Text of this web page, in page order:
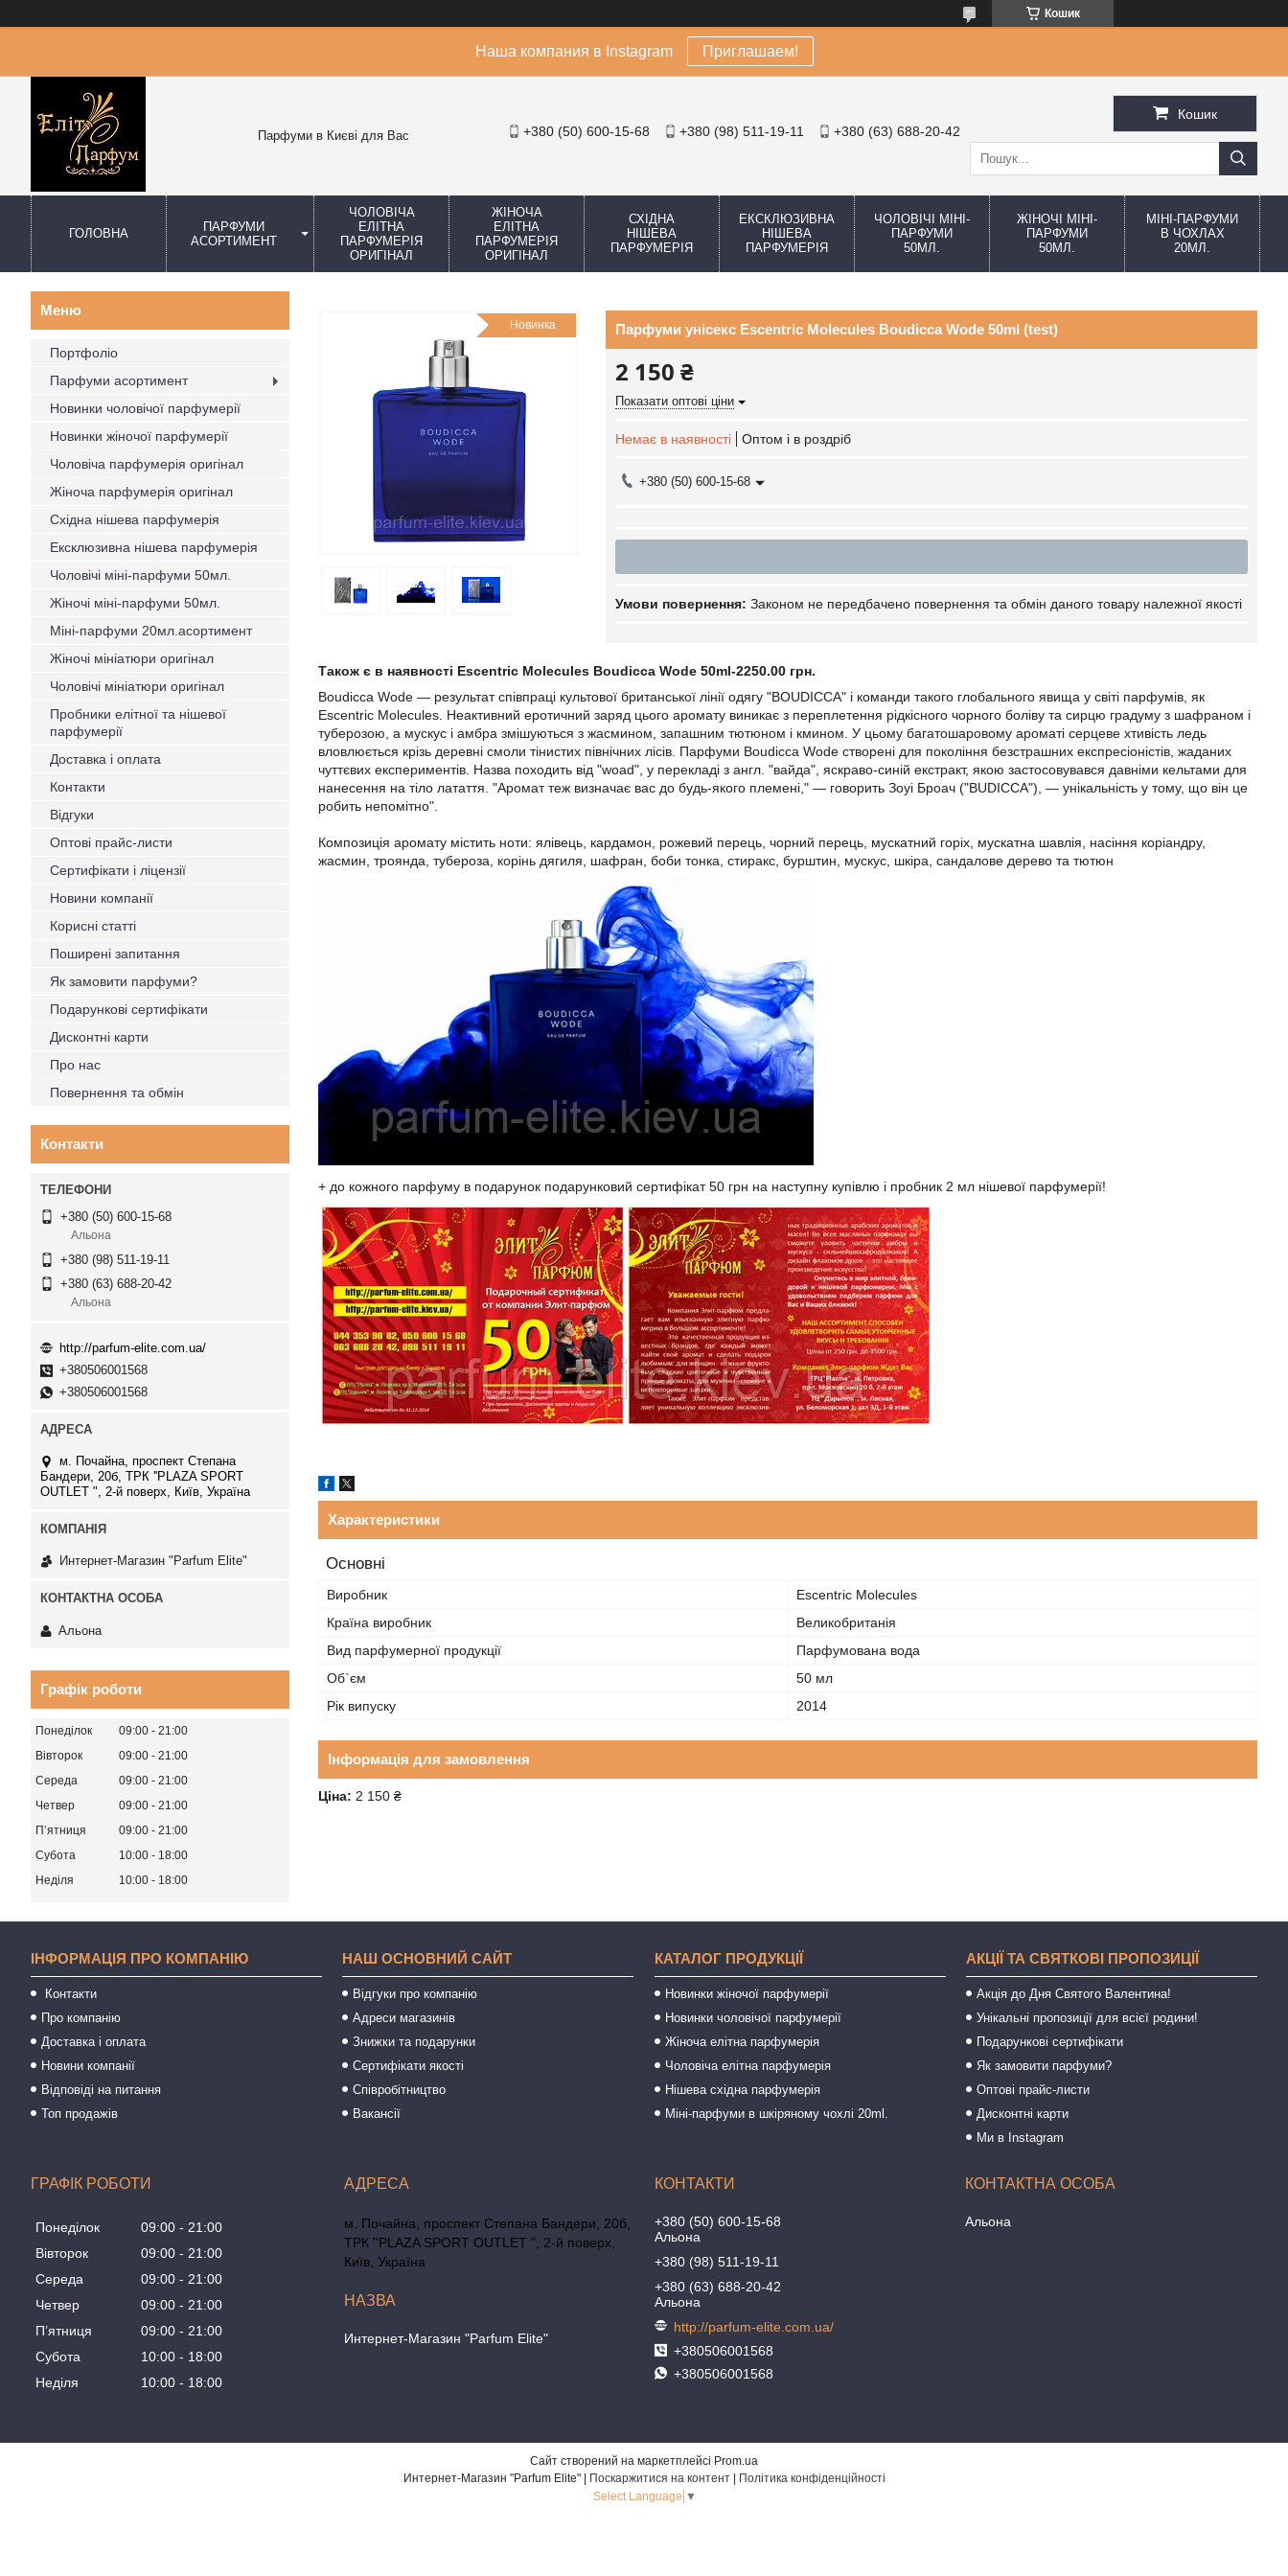
Кошик
Наша компания в Instagram Приглашаем!
Парфуми в Києві для Вас +380 (50) 600-15-68 +380 (98) 511-19-11 +380 (63) 688-20-42
Кошик
ГОЛОВНА
ПАРФУМИ
АСОРТИМЕНТ
ЧОЛОВІЧА
ЕЛІТНА
ПАРФУМЕРІЯ
ОРИГІНАЛ
ЖІНОЧА
ЕЛІТНА
ПАРФУМЕРІЯ
ОРИГІНАЛ
СХІДНА
НІШЕВА
ПАРФУМЕРІЯ
ЕКСКЛЮЗИВНА
НІШЕВА
ПАРФУМЕРІЯ
ЧОЛОВІЧІ МІНІ-
ПАРФУМИ
50МЛ.
ЖІНОЧІ МІНІ-
ПАРФУМИ
50МЛ.
МІНІ-ПАРФУМИ
В ЧОХЛАХ
20МЛ.
Новинка Парфуми унісекс Escentric Molecules Boudicca Wode 50ml (test)
2 150 ₴
Показати оптові ціни
Немає в наявності Оптом і в роздріб
+380 (50) 600-15-68
Законом не передбачено повернення та обмін даного товару належної якості
Також є в наявності Escentric Molecules Boudicca Wode 50ml-2250.00 грн.
Boudicca Wode — результат співпраці культової британської лінії одягу "BOUDICCA" і команди такого глобального явища у світі парфумів, як
Escentric Molecules. Неактивний еротичний заряд цього аромату виникає з переплетення рідкісного чорного боліву та сирцю градуму з шафраном і
туберозою, а мускус і амбра змішуються з жасмином, запашним тютюном і кмином. У цьому багатошаровому ароматі серцеве хтивість ледь
вловлюється крізь деревні смоли тінистих північних лісів. Парфуми Boudicca Wode створені для покоління безстрашних експресіоністів, жаданих
чуттєвих експериментів. Назва походить від "woad", у перекладі з англ. "вайда", яскраво-синій екстракт, якою застосовувався давніми кельтами для
нанесення на тіло латаття. "Аромат теж визначає вас до будь-якого племені," — говорить Зоуі Броач ("BUDICCA"), — унікальність у тому, що він це
робить непомітно".
Композиція аромату містить ноти: ялівець, кардамон, рожевий перець, чорний перець, мускатний горіх, мускатна шавлія, насіння коріандру,
жасмин, троянда, тубероза, корінь дягиля, шафран, боби тонка, стиракс, бурштин, мускус, шкіра, сандалове дерево та тютюн
+ до кожного парфуму в подарунок подарунковий сертифікат 50 грн на наступну купівлю і пробник 2 мл нішевої парфумерії!
Характеристики
Основні
Виробник
Escentric Molecules
Країна виробник
Великобританія
Вид парфумерної продукції
Парфумована вода
Об`єм
50 мл
Рік випуску
2014
Інформація для замовлення
Ціна: 2 150 ₴
Портфоліо
Парфуми асортимент
Новинки чоловічої парфумерії
Новинки жіночої парфумерії
Чоловіча парфумерія оригінал
Жіноча парфумерія оригінал
Східна нішева парфумерія
Ексклюзивна нішева парфумерія
Чоловічі міні-парфуми 50мл.
Жіночі міні-парфуми 50мл.
Міні-парфуми 20мл.асортимент
Жіночі мініатюри оригінал
Чоловічі мініатюри оригінал
Пробники елітної та нішевої
парфумерії
Доставка і оплата
Контакти
Відгуки
Оптові прайс-листи
Сертифікати і ліцензії
Новини компанії
Корисні статті
Поширені запитання
Як замовити парфуми?
Подарункові сертифікати
Дисконтні карти
Про нас
Повернення та обмін
Контакти
+380 (50) 600-15-68
Альона
+380 (98) 511-19-11
+380 (63) 688-20-42
Альона
http://parfum-elite.com.ua/
+380506001568
+380506001568
м. Почайна, проспект Степана
Бандери, 20б, ТРК ''PLAZA SPORT
OUTLET ", 2-й поверх, Київ, Україна
Интернет-Магазин "Parfum Elite"
Альона
Графік роботи
Понеділок 09:00
21:00
Вівторок
09:00
21:00
Середа
09:00
21:00
Четвер
09:00
21:00
Пʼятниця
09:00
21:00
Субота
10:00
18:00
Неділя
10:00 18:00
ІНФОРМАЦІЯ ПРО КОМПАНІЮ
Контакти
Про компанію
Доставка і оплата
Новини компанії
Відповіді на питання
Топ продажів
НАШ ОСНОВНИЙ САЙТ
Відгуки про компанію
Адреси магазинів
Знижки та подарунки
Сертифікати якості
Співробітництво
Вакансії
КАТАЛОГ ПРОДУКЦІЇ
Новинки жіночої парфумерії
Новинки чоловічої парфумерії
Жіноча елітна парфумерія
Чоловіча елітна парфумерія
Нішева східна парфумерія
Міні-парфуми в шкіряному чохлі 20ml.
АКЦІЇ ТА СВЯТКОВІ ПРОПОЗИЦІЇ
Акція до Дня Святого Валентина!
Унікальні пропозиції для всієї родини!
Подарункові сертифікати
Як замовити парфуми?
Оптові прайс-листи
Дисконтні карти
Ми в Instagram
ГРАФІК РОБОТИ
Понеділок 09:00
21:00
Вівторок
09:00
21:00
Середа
09:00
21:00
Четвер
09:00
21:00
Пʼятниця
09:00
21:00
Субота
10:00
18:00
Неділя
10:00 18:00
м. Почайна, проспект Степана Бандери, 20б,
ТРК ''PLAZA SPORT OUTLET ", 2-й поверх,
Київ, Україна
Интернет-Магазин "Parfum Elite"
+380 (50) 600-15-68
Альона
+380 (98) 511-19-11
+380 (63) 688-20-42
Альона
http://parfum-elite.com.ua/
+380506001568
+380506001568
Альона
Сайт створений на маркетплейсі Prom.ua
Интернет-Магазин "Parfum Elite" | Поскаржитися на контент | Політика конфіденційності
Select Language ▼